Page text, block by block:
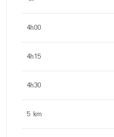
4h00
4h15
4h30
5 km